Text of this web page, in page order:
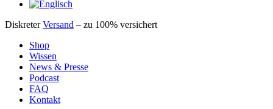
DiskreterVersand – zu 100% versichert
Shop
Wissen
News & Presse
Podcast
FAQ
Kontakt